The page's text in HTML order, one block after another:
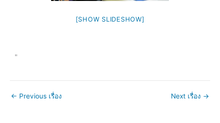
[SHOW SLIDESHOW]
"
← Previous เรื่อง Next เรื่อง →